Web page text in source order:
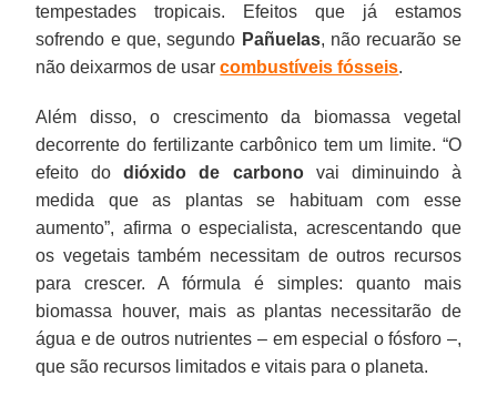
tempestades tropicais. Efeitos que já estamos
sofrendo e que, segundo Pañuelas, não recuarão se
não deixarmos de usarcombustíveis fósseis.
Além disso, o crescimento da biomassa vegetal
decorrente do fertilizante carbônico tem um limite. “O
efeito dodióxido de carbonovai diminuindo à
medida que as plantas se habituam com esse
aumento”, afirma o especialista, acrescentando que
os vegetais também necessitam de outros recursos
para crescer. A fórmula é simples: quanto mais
biomassa houver, mais as plantas necessitarão de
água e de outros nutrientes – em especial o fósforo –,
que são recursos limitados e vitais para o planeta.